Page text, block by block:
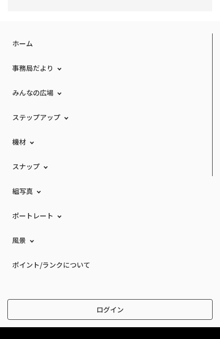
ホーム
事務局だより
みんなの広場
ステップアップ
機材
スナップ
組写真
ポートレート
風景
ポイント/ランクについて
ログイン